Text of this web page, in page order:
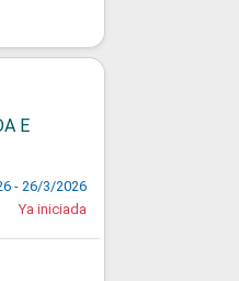
E
- 26/3/2026
Ya iniciada